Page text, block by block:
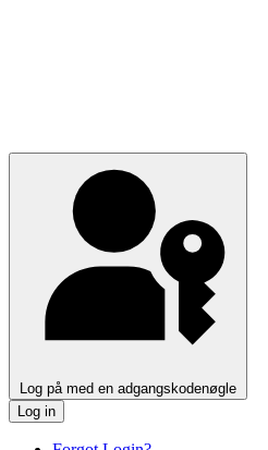
Log på med en adgangskodenøgle
Log in